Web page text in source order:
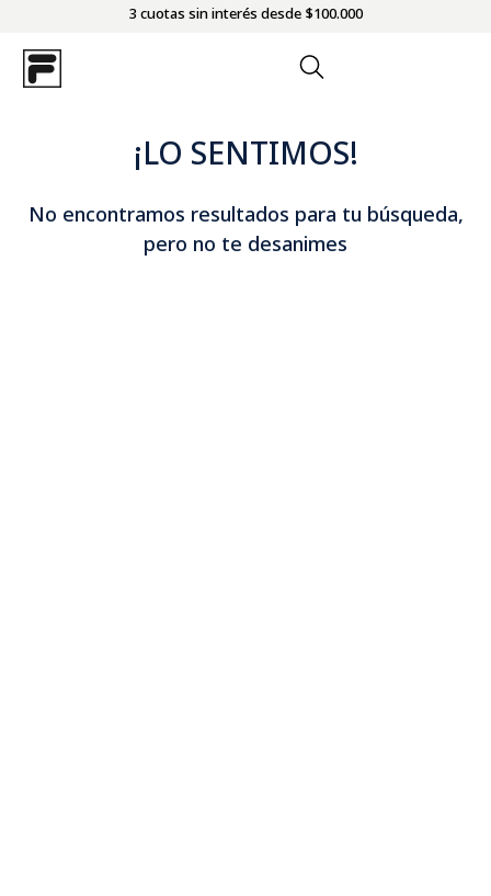
3 cuotas sin interés desde $100.000
¡LO SENTIMOS!
No encontramos resultados para tu búsqueda,
pero no te desanimes